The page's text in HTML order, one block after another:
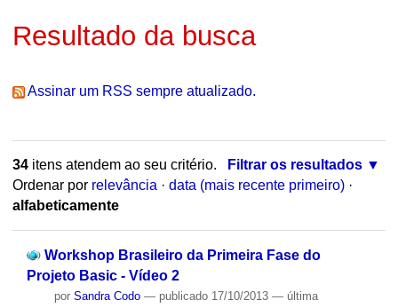
Resultado da busca
Assinar um RSS sempre atualizado.
34itens atendem ao seu critério.
Filtrar os resultados
Ordenar por relevância · data (mais recente primeiro) ·
alfabeticamente
Workshop Brasileiro da Primeira Fase do
Projeto Basic - Vídeo 2
por Sandra Codo — publicado17/10/2013 — última